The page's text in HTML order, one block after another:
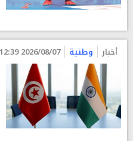
أخبار وطنية 2026/08/07 12:39